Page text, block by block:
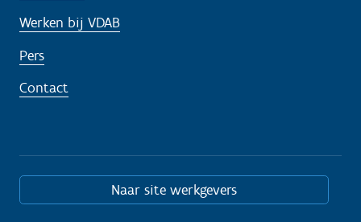
Werken bij VDAB
Pers
Contact
Naar site werkgevers